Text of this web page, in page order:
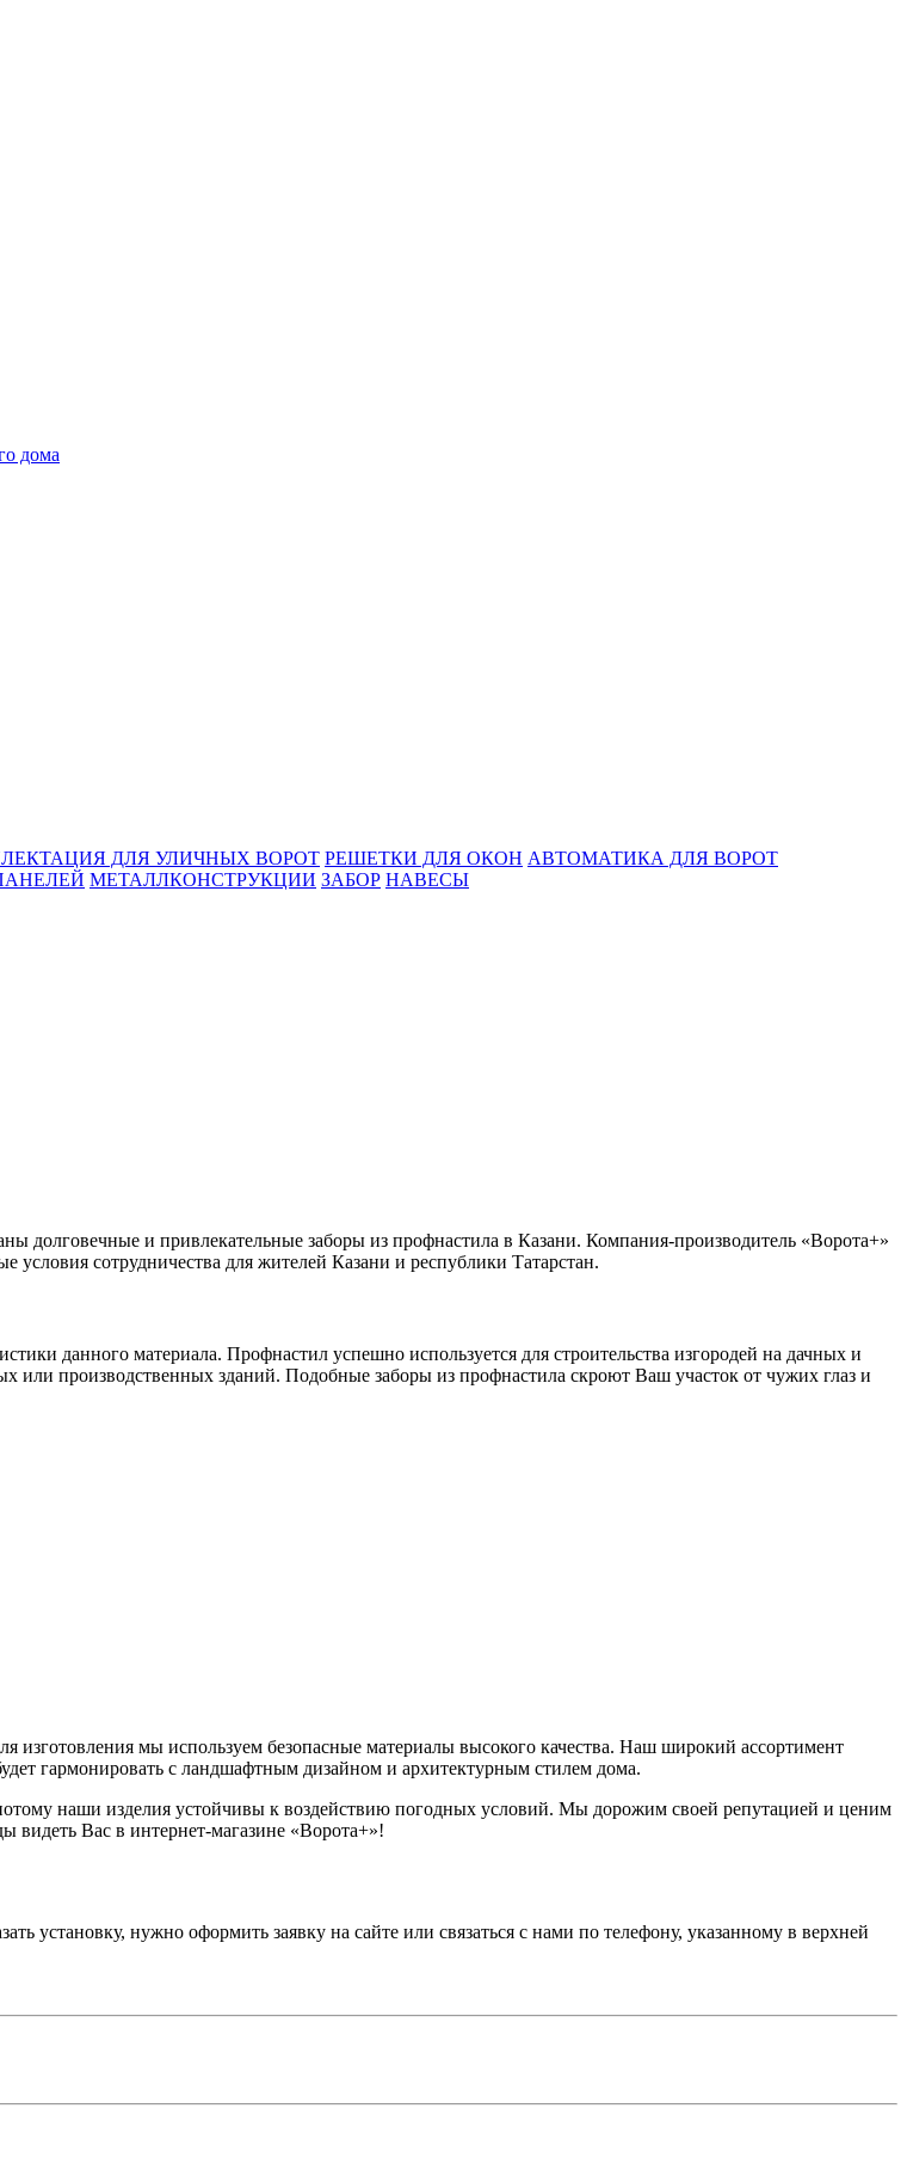
дома
ДЛЯ УЛИЧНЫХ ВОРОТ РЕШЕТКИ ДЛЯ ОКОН АВТОМАТИКА ДЛЯ ВОРОТ
МЕТАЛЛКОНСТРУКЦИИ ЗАБОР НАВЕСЫ
долговечные и привлекательные заборы из профнастила в Казани. Компания-производитель «Ворота+»
сотрудничества для жителей Казани и республики Татарстан.
данного материала. Профнастил успешно используется для строительства изгородей на дачных и
или производственных зданий. Подобные заборы из профнастила скроют Ваш участок от чужих глаз и
изготовления мы используем безопасные материалы высокого качества. Наш широкий ассортимент
гармонировать с ландшафтным дизайном и архитектурным стилем дома.
наши изделия устойчивы к воздействию погодных условий. Мы дорожим своей репутацией и ценим
видеть Вас в интернет-магазине «Ворота+»!
установку, нужно оформить заявку на сайте или связаться с нами по телефону, указанному в верхней